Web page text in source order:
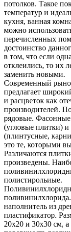
потолков. Такое
температур и
кухня, ванная
можно
перечисленных
достоинство
в том, что если
отклеились, то их
заменить новыми.
Современный
предлагает
и расцветок как
производителей.
рядовые. Фасонные
(угловые плитки) и
(плинтусные,
это те, которыми
Различаются
произведены.
полистирольиые.
наполнитель из
пластификатор.
20x20 и 30x30 см,